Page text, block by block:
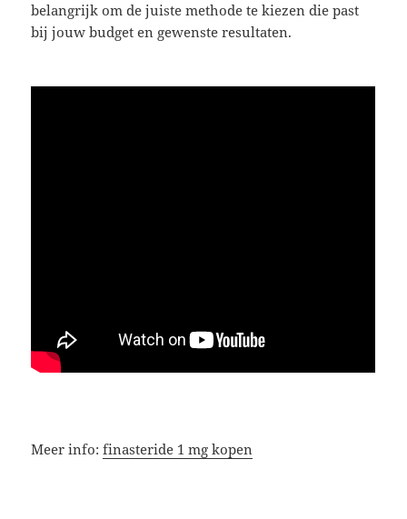
belangrijk om de juiste methode te kiezen die past
bij jouw budget en gewenste resultaten.
Meer info:finasteride 1 mg kopen